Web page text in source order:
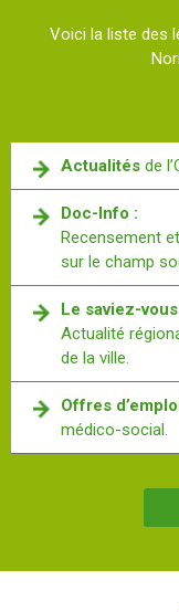
Voici la liste des
Actualités de
Doc-Info :
Recensement
sur le champ
Le saviez-
Actualité
de la ville.
Offres
médico-social.